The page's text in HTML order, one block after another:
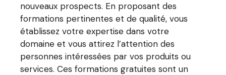
nouveaux prospects. En proposant des
formations pertinentes et de qualité, vous
établissez votre expertise dans votre
domaine et vous attirez l’attention des
personnes intéressées par vos produits ou
services. Ces formations gratuites sont un